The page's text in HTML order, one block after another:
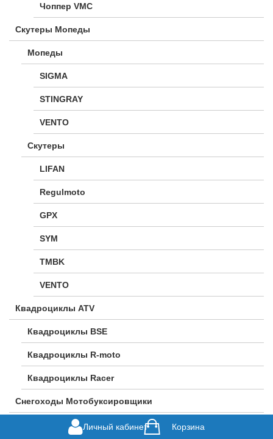
Чоппер VMC
Скутеры Мопеды
Мопеды
SIGMA
STINGRAY
VENTO
Скутеры
LIFAN
Regulmoto
GPX
SYM
TMBK
VENTO
Квадроциклы ATV
Квадроциклы BSE
Квадроциклы R-moto
Квадроциклы Racer
Снегоходы Мотобуксировщики
МотобуксировщикиЛичный кабинет Корзина